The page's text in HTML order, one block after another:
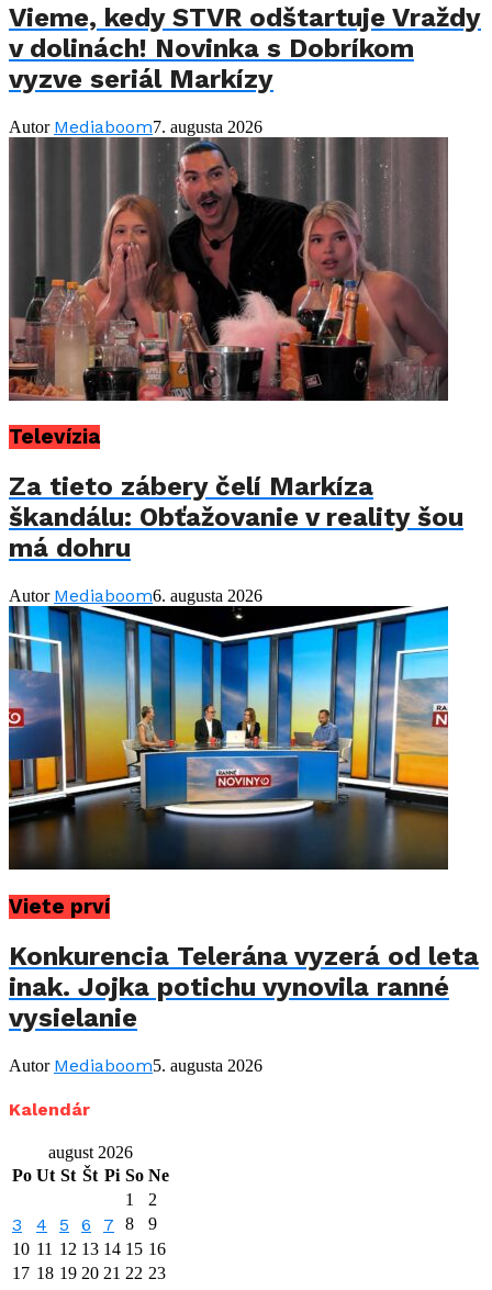
Vieme, kedy STVR odštartuje Vraždy
v dolinách! Novinka s Dobríkom
vyzve seriál Markízy
Autor Mediaboom7. augusta 2026
Televízia
Za tieto zábery čelí Markíza
škandálu: Obťažovanie v reality šou
má dohru
Autor Mediaboom6. augusta 2026
Viete prví
Konkurencia Telerána vyzerá od leta
inak. Jojka potichu vynovila ranné
vysielanie
Autor Mediaboom5. augusta 2026
Kalendár
august 2026
Po Ut St Št Pi So Ne
1
2
3 4 5 6 7 8
9
10 11 12 13 14 15 16
17 18 19 20 21 22 23